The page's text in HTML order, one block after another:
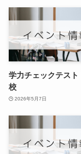
学力チェックテスト
校
2026年5月7日